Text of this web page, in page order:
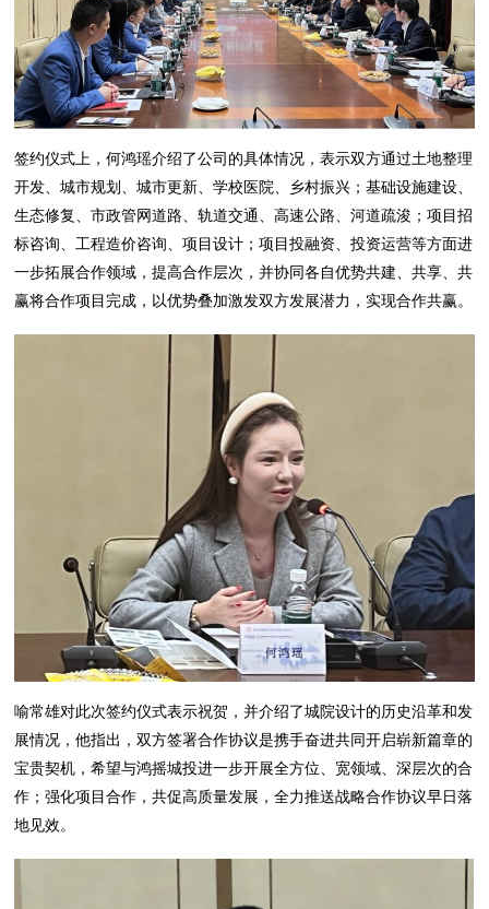
签约仪式上，何鸿瑶介绍了公司的具体情况，表示双方通过土地整理
开发、城市规划、城市更新、学校医院、乡村振兴；基础设施建设、
生态修复、市政管网道路、轨道交通、高速公路、河道疏浚；项目招
标咨询、工程造价咨询、项目设计；项目投融资、投资运营等方面进
一步拓展合作领域，提高合作层次，并协同各自优势共建、共享、共
赢将合作项目完成，以优势叠加激发双方发展潜力，实现合作共赢。
喻常雄对此次签约仪式表示祝贺，并介绍了城院设计的历史沿革和发
展情况，他指出，双方签署合作协议是携手奋进共同开启崭新篇章的
宝贵契机，希望与鸿摇城投进一步开展全方位、宽领域、深层次的合
作；强化项目合作，共促高质量发展，全力推送战略合作协议早日落
地见效。